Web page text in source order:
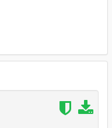
plate)